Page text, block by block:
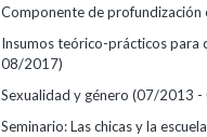
Componente de profundización
Insumos teórico-prácticos para
08/2017)
Sexualidad y género (07/2013 -
Seminario: Las chicas y la